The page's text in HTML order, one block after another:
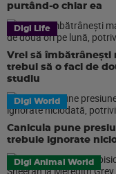
purtând-o chiar ea
Digi Life
Vrei să îmbătrânești
trebui să o faci de
studiu
Digi World
Canicula pune
trebuie ignorate
Digi Animal World